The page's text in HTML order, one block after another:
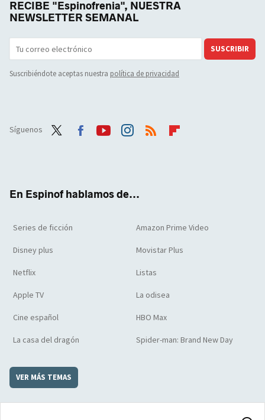
RECIBE "Espinofrenia", NUESTRA
NEWSLETTER SEMANAL
SUSCRIBIR
Suscribiéndote aceptas nuestra política de privacidad
Síguenos
En Espinof hablamos de...
Series de ficción Amazon Prime Video
Disney plus Movistar Plus
Netflix Listas
Apple TV La odisea
Cine español HBO Max
La casa del dragón Spider-man: Brand New Day
VER MÁS TEMAS